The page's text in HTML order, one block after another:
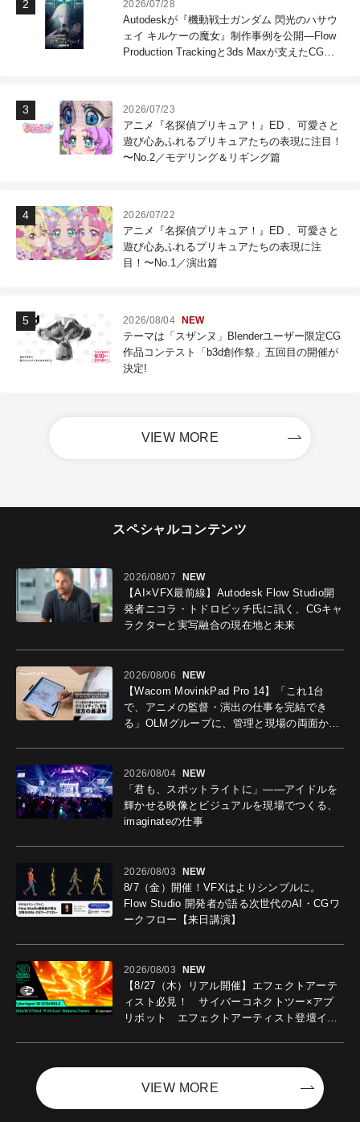
2026/07/28
Autodeskが『機動戦士ガンダム 閃光のハサウ
ェイ キルケーの魔女』制作事例を公開―Flow
Production Trackingと3ds Maxが支えたCG制
2026/07/23
アニメ『名探偵プリキュア！』ED 、可愛さと
遊び心あふれるプリキュアたちの表現に注目！
〜No.2／モデリング＆リギング篇
2026/07/22
アニメ『名探偵プリキュア！』ED 、可愛さと
遊び心あふれるプリキュアたちの表現に注
目！〜No.1／演出篇
2026/08/04 NEW
テーマは「スザンヌ」Blenderユーザー限定CG
作品コンテスト「b3d創作祭」五回目の開催が
決定!
VIEW MORE
スペシャルコンテンツ
2026/08/07 NEW
【AI×VFX最前線】Autodesk Flow Studio開
発者ニコラ・トドロビッチ氏に訊く、CGキャ
ラクターと実写融合の現在地と未来
2026/08/06 NEW
【Wacom MovinkPad Pro 14】「これ1台
で、アニメの監督・演出の仕事を完結でき
る」OLMグループに、管理と現場の両面から
2026/08/04 NEW
「君も、スポットライトに」――アイドルを
輝かせる映像とビジュアルを現場でつくる、
imaginateの仕事
2026/08/03 NEW
8/7（金）開催！VFXはよりシンプルに。
Flow Studio 開発者が語る次世代のAI・CGワ
ークフロー【来日講演】
2026/08/03 NEW
【8/27（木）リアル開催】エフェクトアーテ
ィスト必見！ サイバーコネクトツー×アプ
リボット エフェクトアーティスト登壇イベ
VIEW MORE